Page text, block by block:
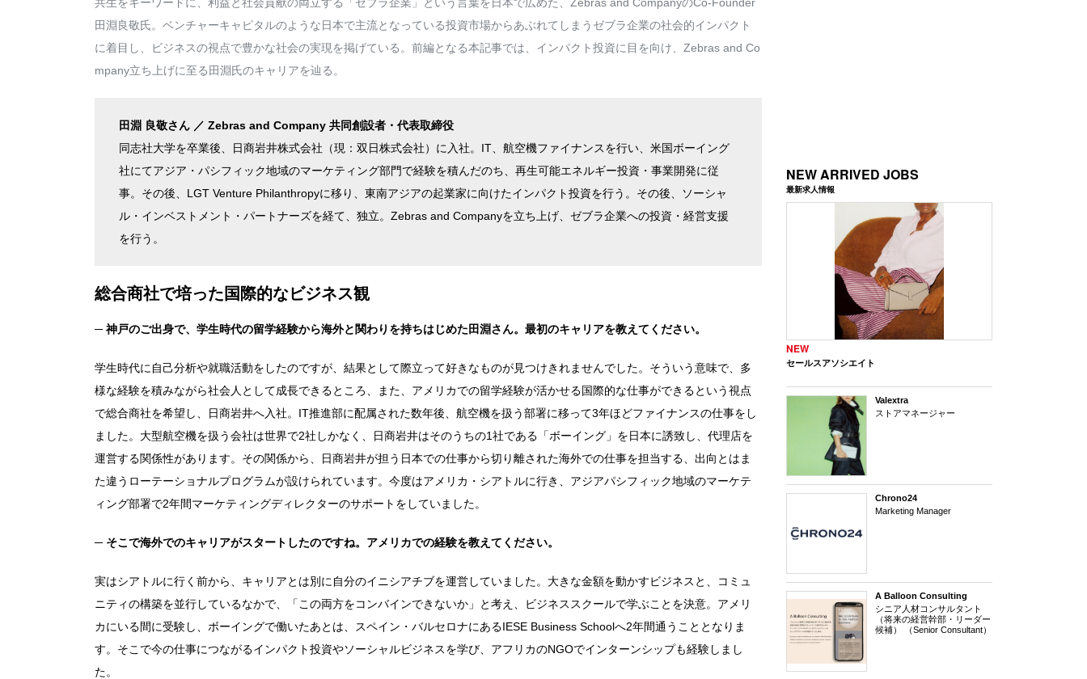
田淵良敬氏。ベンチャーキャピタルのような日本で主流となっている投資市場からあぶれてしまうゼブラ企業の社会的インパクト
に着目し、ビジネスの視点で豊かな社会の実現を掲げている。前編となる本記事では、インパクト投資に目を向け、Zebras and Co
mpany立ち上げに至る田淵氏のキャリアを辿る。
田淵 良敬さん ／ Zebras and Company 共同創設者・代表取締役
同志社大学を卒業後、日商岩井株式会社（現：双日株式会社）に入社。IT、航空機ファイナンスを行い、米国ボーイング
社にてアジア・パシフィック地域のマーケティング部門で経験を積んだのち、再生可能エネルギー投資・事業開発に従
事。その後、LGT Venture Philanthropyに移り、東南アジアの起業家に向けたインパクト投資を行う。その後、ソーシャ
ル・インベストメント・パートナーズを経て、独立。Zebras and Companyを立ち上げ、ゼブラ企業への投資・経営支援
を行う。
総合商社で培った国際的なビジネス観
─ 神戸のご出身で、学生時代の留学経験から海外と関わりを持ちはじめた田淵さん。最初のキャリアを教えてください。
学生時代に自己分析や就職活動をしたのですが、結果として際立って好きなものが見つけきれませんでした。そういう意味で、多
様な経験を積みながら社会人として成長できるところ、また、アメリカでの留学経験が活かせる国際的な仕事ができるという視点
で総合商社を希望し、日商岩井へ入社。IT推進部に配属された数年後、航空機を扱う部署に移って3年ほどファイナンスの仕事をし
ました。大型航空機を扱う会社は世界で2社しかなく、日商岩井はそのうちの1社である「ボーイング」を日本に誘致し、代理店を
運営する関係性があります。その関係から、日商岩井が担う日本での仕事から切り離された海外での仕事を担当する、出向とはま
た違うローテーショナルプログラムが設けられています。今度はアメリカ・シアトルに行き、アジアパシフィック地域のマーケテ
ィング部署で2年間マーケティングディレクターのサポートをしていました。
─ そこで海外でのキャリアがスタートしたのですね。アメリカでの経験を教えてください。
実はシアトルに行く前から、キャリアとは別に自分のイニシアチブを運営していました。大きな金額を動かすビジネスと、コミュ
ニティの構築を並行しているなかで、「この両方をコンバインできないか」と考え、ビジネススクールで学ぶことを決意。アメリ
カにいる間に受験し、ボーイングで働いたあとは、スペイン・バルセロナにあるIESE Business Schoolへ2年間通うこととなりま
す。そこで今の仕事につながるインパクト投資やソーシャルビジネスを学び、アフリカのNGOでインターンシップも経験しまし
た。
NEW ARRIVED JOBS
最新求人情報
NEW
セールスアソシエイト
Valextra
ストアマネージャー
Chrono24
Marketing Manager
A Balloon Consulting
シニア人材コンサルタント
（将来の経営幹部・リーダー
候補） （Senior Consultant）